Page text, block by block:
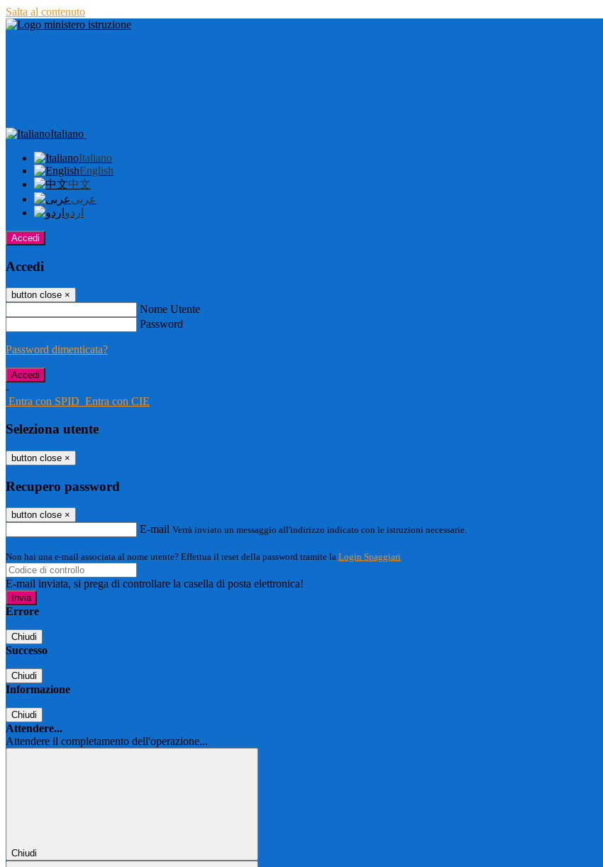
Salta al contenuto
Italiano
Italiano
English
中文
عربى
اردو
Accedi
Accedi
button close ×
Nome Utente
Password
Password dimenticata?
-
Entra con SPID Entra con CIE
Seleziona utente
button close ×
Recupero password
button close ×
E-mail Verrà inviato un messaggio all'indirizzo indicato con le istruzioni necessarie.
Non hai una e-mail associata al nome utente? Effettua il reset della password tramite la Login Spaggiari
E-mail inviata, si prega di controllare la casella di posta elettronica!
Errore
Chiudi
Successo
Chiudi
Informazione
Chiudi
Attendere...
Attendere il completamento dell'operazione...
Chiudi